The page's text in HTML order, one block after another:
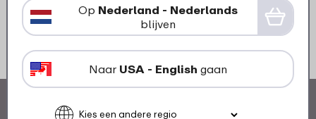
Op Nederland - Nederlands
blijven
Naar USA - English gaan